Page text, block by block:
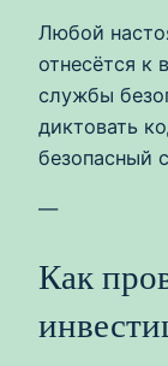
Любой
отнесётся к
службы
диктовать
безопасный
—
Как